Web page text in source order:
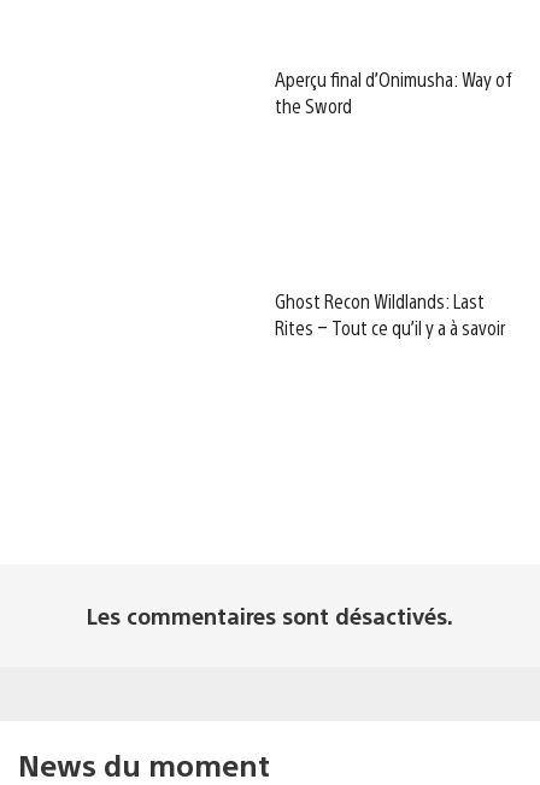
Aperçu final d’Onimusha: Way of
the Sword
Ghost Recon Wildlands: Last
Rites – Tout ce qu’il y a à savoir
Les commentaires sont désactivés.
News du moment